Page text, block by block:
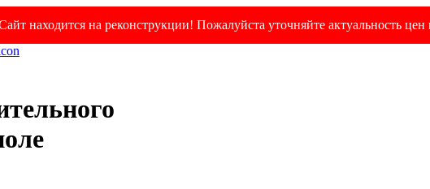
находится на реконструкции! Пожалуйста уточняйте актуальность